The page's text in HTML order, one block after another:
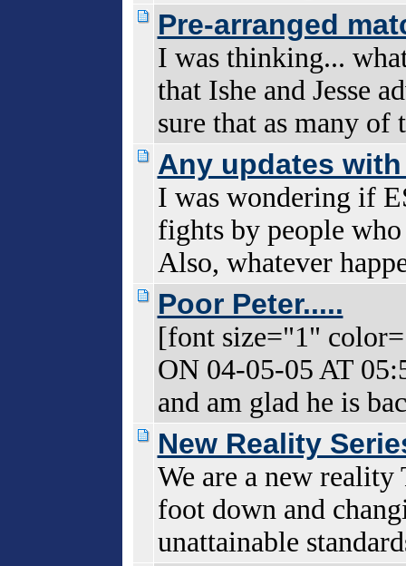
Pre-arranged
I was thinking...
that Ishe and Jesse
sure that as many of
Any updates
I was wondering if
fights by people who
Also, whatever
Poor Peter.....
[font size="1"
ON 04-05-05 AT
and am glad he is
New Reality
We are a new
foot down and
unattainable